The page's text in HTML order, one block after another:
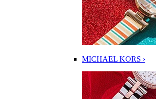
MICHAEL KORS ›